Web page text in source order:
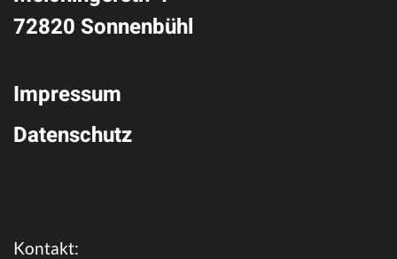
72820 Sonnenbühl
Impressum
Datenschutz
Kontakt: